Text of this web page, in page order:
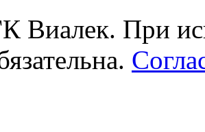
Виалек. При